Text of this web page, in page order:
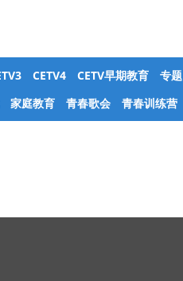
CETV4 CETV早期教育
专题
家庭教育 青春歌会 青春训练营